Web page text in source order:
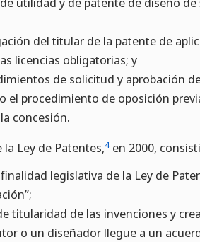
del titular de la patente de
licencias obligatorias; y
de solicitud y aprobación
el procedimiento de oposición
concesión.
Ley de Patentes,4 en 2000,
legislativa de la Ley de
titularidad de las invenciones y
o un diseñador llegue a un